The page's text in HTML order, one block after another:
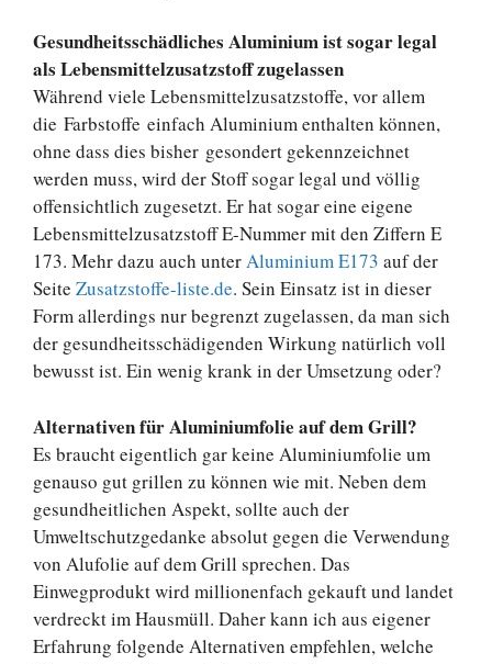
Gesundheitsschädliches Aluminium ist sogar legal
als Lebensmittelzusatzstoff zugelassen
Während viele Lebensmittelzusatzstoffe, vor allem
die Farbstoffe einfach Aluminium enthalten können,
ohne dass dies bisher gesondert gekennzeichnet
werden muss, wird der Stoff sogar legal und völlig
offensichtlich zugesetzt. Er hat sogar eine eigene
Lebensmittelzusatzstoff E-Nummer mit den Ziffern E
173. Mehr dazu auch unterAluminium E173 auf der
Seite Zusatzstoffe-liste.de. Sein Einsatz ist in dieser
Form allerdings nur begrenzt zugelassen, da man sich
der gesundheitsschädigenden Wirkung natürlich voll
bewusst ist. Ein wenig krank in der Umsetzung oder?
Alternativen für Aluminiumfolie auf dem Grill?
Es braucht eigentlich gar keine Aluminiumfolie um
genauso gut grillen zu können wie mit. Neben dem
gesundheitlichen Aspekt, sollte auch der
Umweltschutzgedanke absolut gegen die Verwendung
von Alufolie auf dem Grill sprechen. Das
Einwegprodukt wird millionenfach gekauft und landet
verdreckt im Hausmüll. Daher kann ich aus eigener
Erfahrung folgende Alternativen empfehlen, welche